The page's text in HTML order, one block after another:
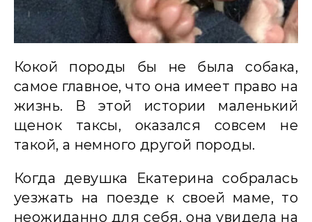
Кокой породы бы не была собака,
самое главное, что она имеет право на
жизнь. В этой истории маленький
щенок таксы, оказался совсем не
такой, а немного другой породы.
Когда девушка Екатерина собралась
уезжать на поезде к своей маме, то
неожиданно для себя, она увидела на